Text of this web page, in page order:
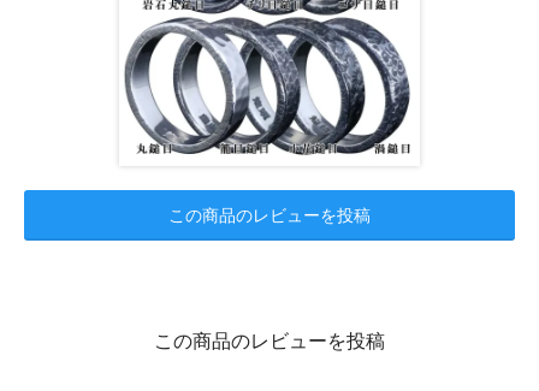
この商品のレビューを投稿
この商品のレビューを投稿